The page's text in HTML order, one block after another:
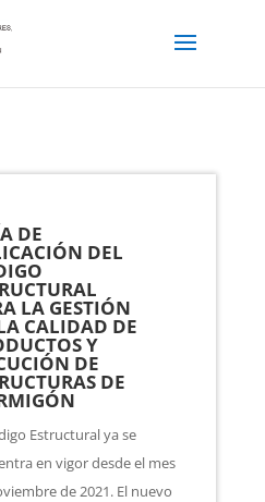
DE
DEL
LA GESTIÓN
CALIDAD DE
Y
DE
DE
Estructural ya se
en vigor desde el mes
de 2021. El nuevo